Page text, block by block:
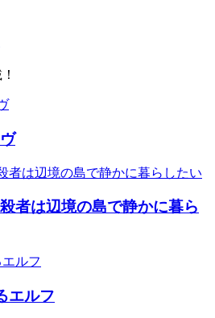
者は辺境の島で静かに暮ら
エルフ